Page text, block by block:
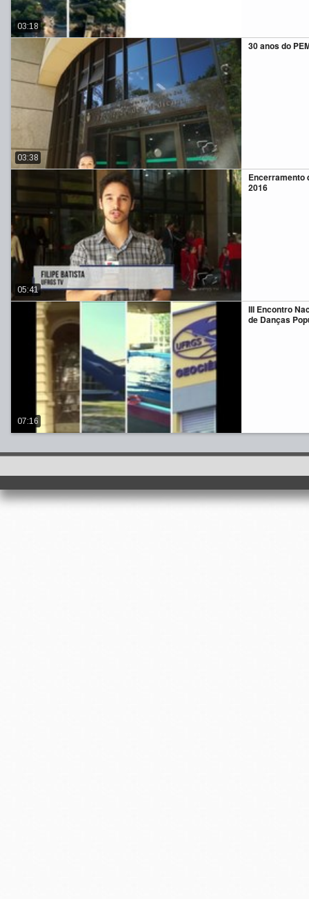
03:18
30 anos do
03:38
Encerramento
2016
05:41
III Encontro
de Danças
07:16